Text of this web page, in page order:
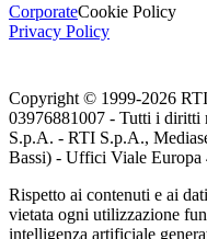
CorporateCookie Policy
Privacy Policy
Copyright © 1999-2026
03976881007 - Tutti i diritti
S.p.A. - RTI S.p.A.,
Bassi) - Uffici Viale
Rispetto ai contenuti e ai
vietata ogni utilizzazione
intelligenza artificiale